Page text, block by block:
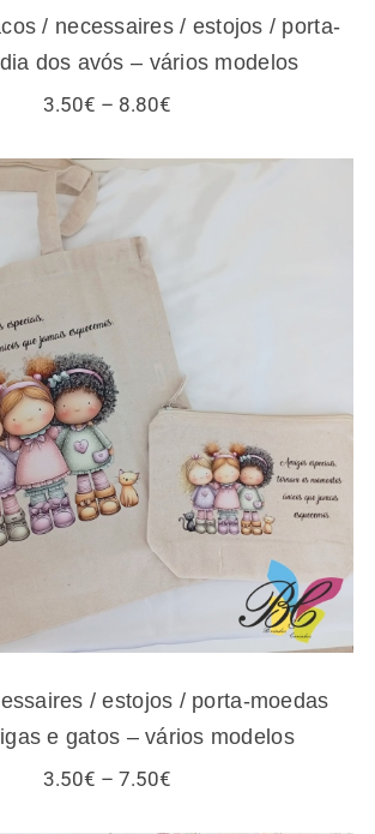
/ necessaires / estojos / porta-
dos avós – vários modelos
3.50€ – 8.80€Price
/ estojos / porta-
para amigas e gatos – vários
modelos
/ estojos / porta-moedas
e gatos – vários modelos
3.50€ – 7.50€Price